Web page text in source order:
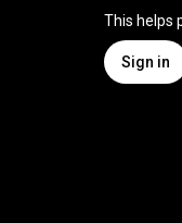
This helps
Sign in